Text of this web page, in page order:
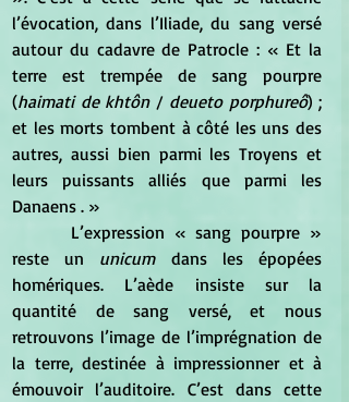
l’évocation, dans l’Iliade, du sang versé
autour du cadavre de Patrocle : « Et la
terre est trempée de sang pourpre
(haimati de khtôn / deueto porphureô) ;
et les morts tombent à côté les uns des
autres, aussi bien parmi les Troyens et
leurs puissants alliés que parmi les
Danaens . »
reste un unicum dans les épopées
homériques. L’aède insiste sur la
quantité de sang versé, et nous
retrouvons l’image de l’imprégnation de
la terre, destinée à impressionner et à
émouvoir l’auditoire. C’est dans cette